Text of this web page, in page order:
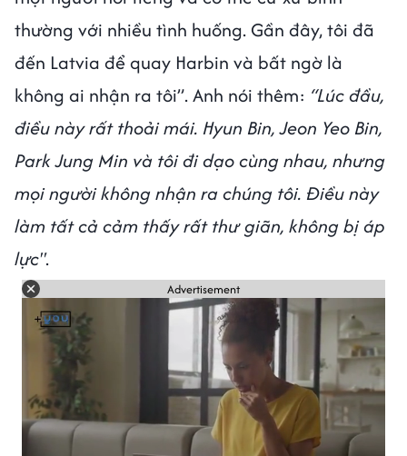
thường với nhiều tình huống. Gần đây, tôi đã
đến Latvia để quay Harbin và bất ngờ là
không ai nhận ra tôi”. Anh nói thêm: “Lúc đầu,
điều này rất thoải mái. Hyun Bin, Jeon Yeo Bin,
Park Jung Min và tôi đi dạo cùng nhau, nhưng
mọi người không nhận ra chúng tôi. Điều này
làm tất cả cảm thấy rất thư giãn, không bị áp
lực".
Advertisement